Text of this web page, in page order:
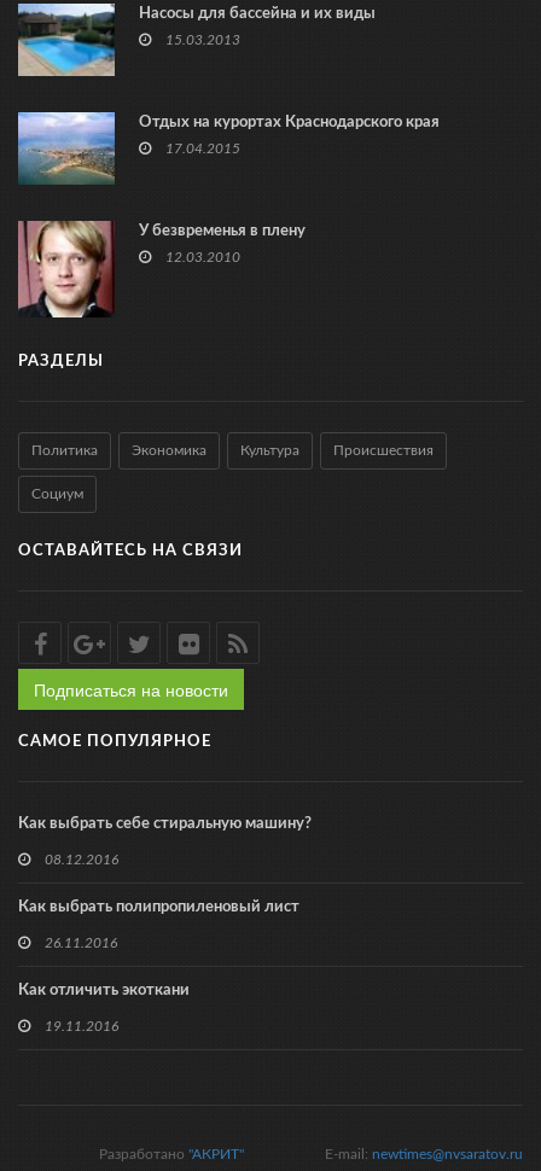
Насосы для бассейна и их виды
15.03.2013
Отдых на курортах Краснодарского края
17.04.2015
У безвременья в плену
12.03.2010
РАЗДЕЛЫ
Политика Экономика Культура Происшествия
Социум
ОСТАВАЙТЕСЬ НА СВЯЗИ
Подписаться на новости
САМОЕ ПОПУЛЯРНОЕ
Как выбрать себе стиральную машину?
08.12.2016
Как выбрать полипропиленовый лист
26.11.2016
Как отличить экоткани
19.11.2016
E-mail: newtimes@nvsaratov.ru
Разработано "АКРИТ"